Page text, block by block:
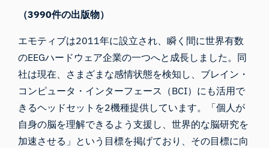
（3990件の出版物）
エモティブは2011年に設立され、瞬く間に世界有数
のEEGハードウェア企業の一つへと成長しました。同
社は現在、さまざまな感情状態を検知し、ブレイン・
コンピュータ・インターフェース（BCI）にも活用で
きるヘッドセットを2機種提供しています。「個人が
自身の脳を理解できるよう支援し、世界的な脳研究を
加速させる」という目標を掲げており、その目標に向